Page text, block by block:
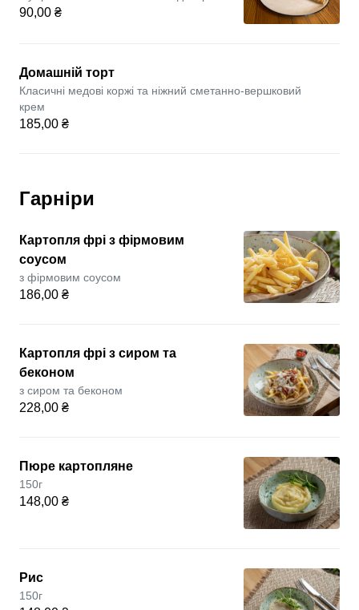
90,00 ₴
Домашній торт
Класичні медові коржі та ніжний сметанно-вершковий
крем
185,00 ₴
Гарніри
Картопля фрі з фірмовим
соусом
з фірмовим соусом
186,00 ₴
Картопля фрі з сиром та
беконом
з сиром та беконом
228,00 ₴
Пюре картопляне
150г
148,00 ₴
Рис
150г